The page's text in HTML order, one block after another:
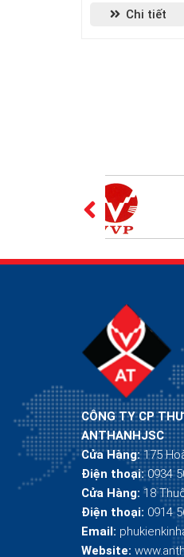
Chi tiết
CÔNG TY CP
ANTHANHJSC
Cửa Hàng:175
Điện thoại:0934
Cửa Hàng: 18
Điện thoại: 0914
Email:
Website: